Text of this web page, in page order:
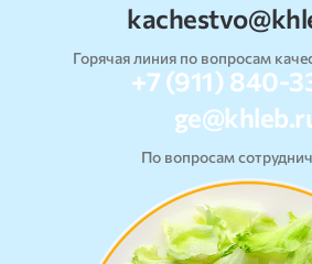
Горячая линия по вопросам
+7 (911) 840-
По вопросам